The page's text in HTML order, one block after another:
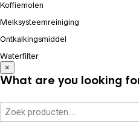
Koffiemolen
Melksysteemreiniging
Ontkalkingsmiddel
Waterfilter
×
What are you looking